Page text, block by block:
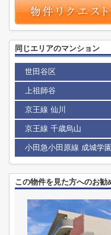
同じエリアのマンション
世田谷区
上祖師谷
京王線 仙川
京王線 千歳烏山
小田急小田原線 成城学
この物件を見た方へのお勧